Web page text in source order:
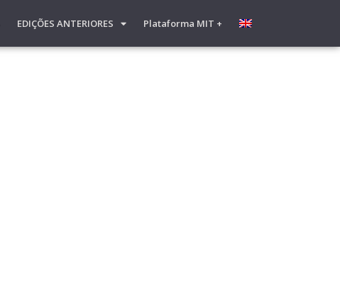
EDIÇÕES ANTERIORES Plataforma MIT +